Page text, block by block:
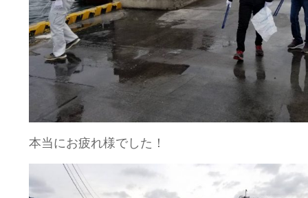
本当にお疲れ様でした！